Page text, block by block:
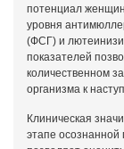
потенциал
уровня
(ФСГ) и
показателей
количественном
организма к
Клиническая
этапе осознанной